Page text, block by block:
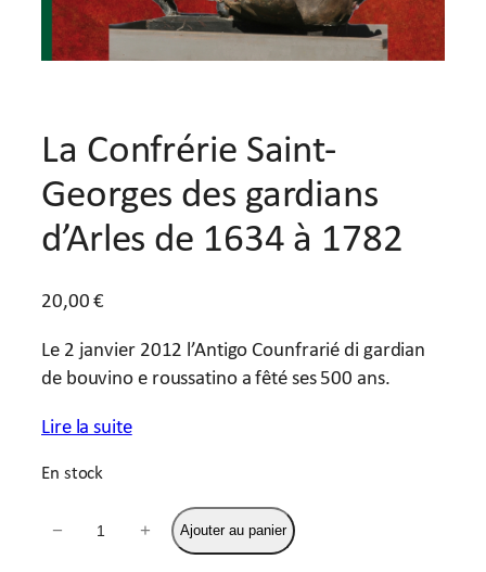
La Confrérie Saint-
Georges des gardians
d’Arles de 1634 à 1782
20,00€
Le 2 janvier 2012 l’Antigo Counfrarié di gardian
de bouvino e roussatino a fêté ses 500 ans.
Lire la suite
En stock
− + Ajouter au panier